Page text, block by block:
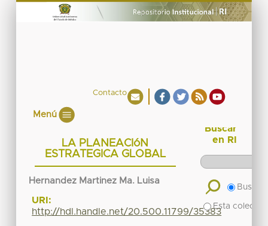
Contacto
Menú
LA PLANEACIóN
ESTRATEGICA GLOBAL
Hernandez Martinez Ma. Luisa
URI:
http://hdl.handle.net/20.500.11799/35383
Buscar
en RI
Buscar
Esta